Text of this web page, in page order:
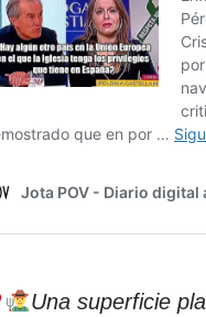
Una superficie